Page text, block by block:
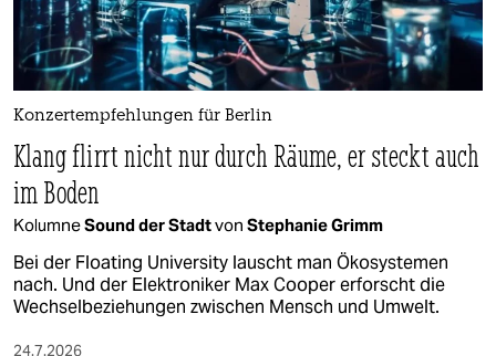
Konzertempfehlungen für Berlin
Klang flirrt nicht nur durch Räume, er steckt auch
im Boden
KolumneSound der Stadtvon Stephanie Grimm
Bei der Floating University lauscht man Ökosystemen
nach. Und der Elektroniker Max Cooper erforscht die
Wechselbeziehungen zwischen Mensch und Umwelt.
24.7.2026